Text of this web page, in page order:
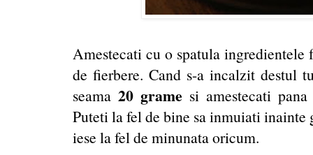
Amestecati cu o spatula
de fierbere. Cand s-a incalzit destul
seama 20 grame si amestecati
Puteti la fel de bine sa inmuiati
iese la fel de minunata oricum.